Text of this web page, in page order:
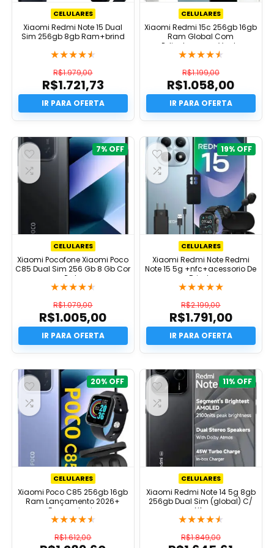
CELULARES
Xiaomi Redmi Note 15 Dual
Sim 256gb 8gb Ram+brind
★★★★★
R$1.979,00
O
preço
original
era:
R$1.721,73
O
preço
atual
R$1.721,73.
CELULARES
Xiaomi Redmi 15c 256gb 16gb
Ram Global Com
Pelicula+capa Verde
★★★★★
R$1.199,00
O
preço
original
era:
R$1.058,00
O
preço
atual
R$1.058,00.
7%
CELULARES
Xiaomi Pocofone Xiaomi Poco
C85 Dual Sim 256 Gb 8 Gb Cor
Preto
★★★★★
R$1.079,00
O
preço
original
era:
R$1.005,00
O
preço
atual
R$1.005,00.
19%
CELULARES
Xiaomi Redmi Note Redmi
Note 15 5g +nfc+acessorio De
Brinde
★★★★★
R$2.199,00
O
preço
original
era:
R$1.791,00
O
preço
atual
R$1.791,00.
20%
CELULARES
Xiaomi Poco C85 256gb 16gb
Ram Lançamento 2026+
Fone+relogio
★★★★★
R$1.612,00
11%
CELULARES
Xiaomi Redmi Note 14 5g 8gb
256gb Dual Sim (global) C/
Nfc
★★★★★
R$1.849,00